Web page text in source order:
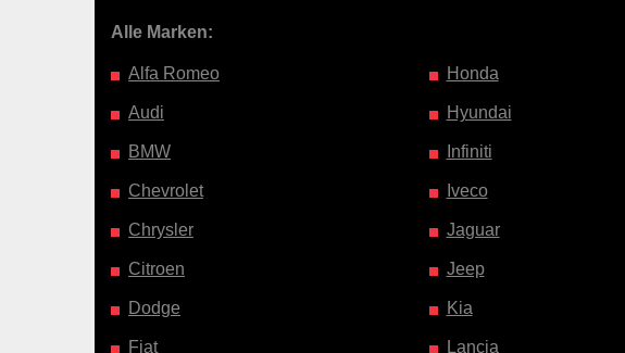
Alle Marken:
Alfa Romeo
Audi
BMW
Chevrolet
Chrysler
Citroen
Dodge
Fiat
Honda
Hyundai
Infiniti
Iveco
Jaguar
Jeep
Kia
Lancia